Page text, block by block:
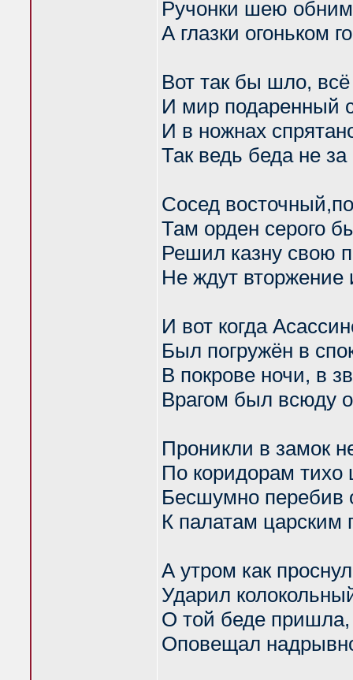
Ручонки шею
А глазки огоньком
Вот так бы шло,
И мир подаренный
И в ножнах
Так ведь беда не за
Сосед
Там орден серого
Решил казну свою
Не ждут вторжение
И вот когда
Был погружён в
В покрове ночи, в
Врагом был всюду
Проникли в замок
По коридорам тихо
Бесшумно перебив
К палатам царским
А утром как
Ударил
О той беде
Оповещал